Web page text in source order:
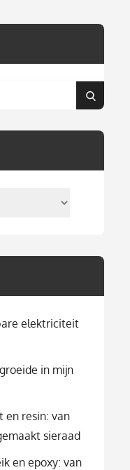
Search
elektriciteit
in mijn
en resin: van
sieraad
en epoxy: van